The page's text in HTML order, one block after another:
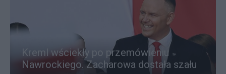
Kreml wściekły po przemówieniu
Nawrockiego. Zacharowa dostała szału